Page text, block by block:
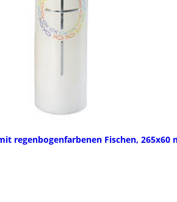
regenbogenfarbenen Fischen, 265x60